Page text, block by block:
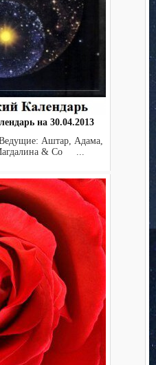
на 30.04.2013
Аштар, Адама,
& Co ...